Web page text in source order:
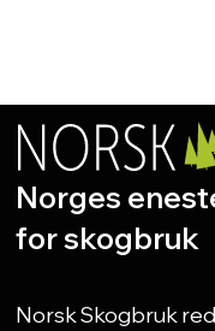
Norges
for skogbruk
Norsk Skogbruk